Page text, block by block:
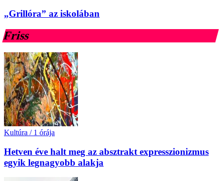
„Grillóra” az iskolában
Friss
Kultúra / 1 órája
Hetven éve halt meg az absztrakt expresszionizmus
egyik legnagyobb alakja